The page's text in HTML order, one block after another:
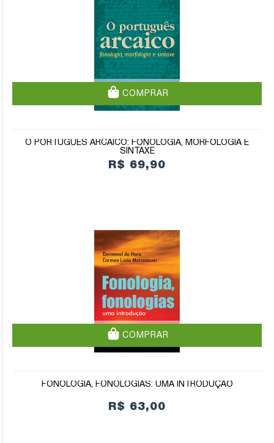
COMPRAR
O PORTUGUÊS ARCAICO: FONOLOGIA, MORFOLOGIA E
SINTAXE
R$ 69,90
COMPRAR
FONOLOGIA, FONOLOGIAS: UMA INTRODUÇÃO
R$ 63,00